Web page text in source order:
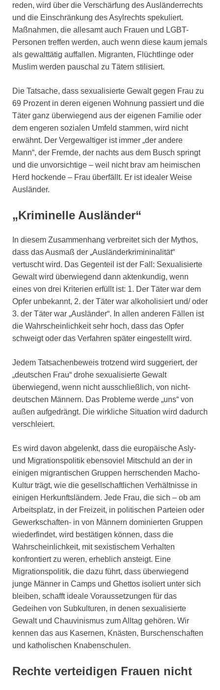
reden, wird über die Verschärfung des Ausländerrechts
und die Einschränkung des Asylrechts spekuliert.
Maßnahmen, die allesamt auch Frauen und LGBT-
Personen treffen werden, auch wenn diese kaum jemals
als gewalttätig auffallen. Migranten, Flüchtlinge oder
Muslim werden pauschal zu Tätern stilisiert.
Die Tatsache, dass sexualisierte Gewalt gegen Frau zu
69 Prozent in deren eigenen Wohnung passiert und die
Täter ganz überwiegend aus der eigenen Familie oder
dem engeren sozialen Umfeld stammen, wird nicht
erwähnt. Der Vergewaltiger ist immer „der andere
Mann“, der Fremde, der nachts aus dem Busch springt
und die unvorsichtige – weil nicht brav am heimischen
Herd hockende – Frau überfällt. Er ist idealer Weise
Ausländer.
„Kriminelle Ausländer“
In diesem Zusammenhang verbreitet sich der Mythos,
dass das Ausmaß der „Ausländerkrimininalität“
vertuscht wird. Das Gegenteil ist der Fall: Sexualisierte
Gewalt wird überwiegend dann aktenkundig, wenn
eines von drei Kriterien erfüllt ist: 1. Der Täter war dem
Opfer unbekannt, 2. der Täter war alkoholisiert und/ oder
3. der Täter war „Ausländer“. In allen anderen Fällen ist
die Wahrscheinlichkeit sehr hoch, dass das Opfer
schweigt oder das Verfahren später eingestellt wird.
Jedem Tatsachenbeweis trotzend wird suggeriert, der
„deutschen Frau“ drohe sexualisierte Gewalt
überwiegend, wenn nicht ausschließlich, von nicht-
deutschen Männern. Das Probleme werde „uns“ von
außen aufgedrängt. Die wirkliche Situation wird dadurch
verschleiert.
Es wird davon abgelenkt, dass die europäische Asly-
und Migrationspolitik ebensoviel Mitschuld an der in
einigen migrantischen Gruppen herrschenden Macho-
Kultur trägt, wie die gesellschaftlichen Verhältnisse in
einigen Herkunftsländern. Jede Frau, die sich – ob am
Arbeitsplatz, in der Freizeit, in politischen Parteien oder
Gewerkschaften- in von Männern dominierten Gruppen
wiederfindet, wird bestätigen können, dass die
Wahrscheinlichkeit, mit sexistischem Verhalten
konfrontiert zu weren, erheblich ansteigt. Eine
Migrationspolitik, die dazu führt, dass überwiegend
junge Männer in Camps und Ghettos isoliert unter sich
bleiben, schafft ideale Voraussetzungen für das
Gedeihen von Subkulturen, in denen sexualisierte
Gewalt und Chauvinismus zum Alltag gehören. Wir
kennen das aus Kasernen, Knästen, Burschenschaften
und katholischen Knabenschulen.
Rechte verteidigen Frauen nicht